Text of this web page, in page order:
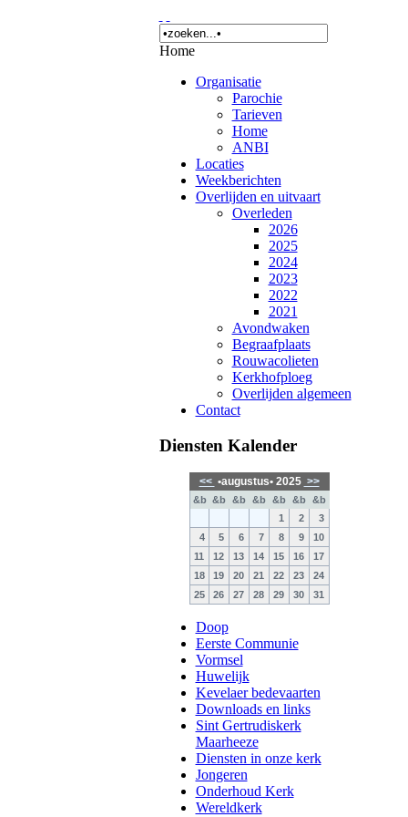
Home
Organisatie
Parochie
Tarieven
Home
ANBI
Locaties
Weekberichten
Overlijden en uitvaart
Overleden
2026
2025
2024
2023
2022
2021
Avondwaken
Begraafplaats
Rouwacolieten
Kerkhofploeg
Overlijden algemeen
Contact
Diensten Kalender
<< •augustus• 2025 >>
&b &b &b &b &b &b &b
1
2
3
4
5 6 7 8 9
10
11
12 13 14 15 16
17
18
19 20 21 22 23
24
25
26 27 28 29 30 31
Doop
Eerste Communie
Vormsel
Huwelijk
Kevelaer bedevaarten
Downloads en links
Sint Gertrudiskerk
Maarheeze
Diensten in onze kerk
Jongeren
Onderhoud Kerk
Wereldkerk